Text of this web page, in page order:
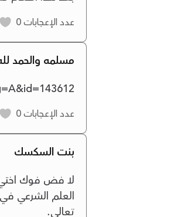
عدد الإعجابات
مسلمه والحمد
عدد الإعجابات
بنت السكسك
لا فض فوك اختي
العلم الشرعي
تعالى.